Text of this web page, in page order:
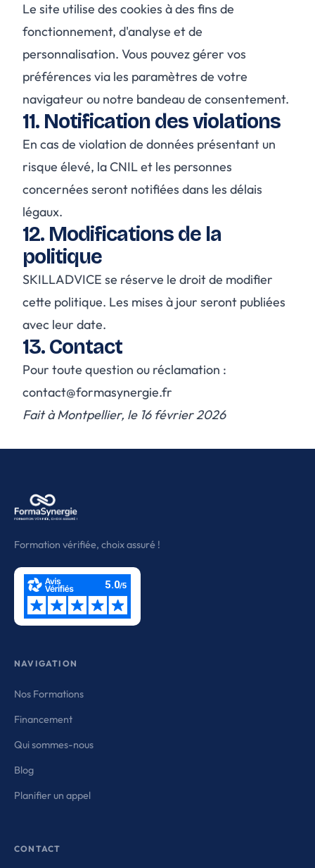
Le site utilise des cookies à des fins de
fonctionnement, d'analyse et de
personnalisation. Vous pouvez gérer vos
préférences via les paramètres de votre
navigateur ou notre bandeau de consentement.
11. Notification des violations
En cas de violation de données présentant un
risque élevé, la CNIL et les personnes
concernées seront notifiées dans les délais
légaux.
12. Modifications de la
politique
SKILLADVICE se réserve le droit de modifier
cette politique. Les mises à jour seront publiées
avec leur date.
13. Contact
Pour toute question ou réclamation :
contact@formasynergie.fr
Fait à Montpellier, le 16 février 2026
Formation vérifiée, choix assuré !
NAVIGATION
Nos Formations
Financement
Qui sommes-nous
Blog
Planifier un appel
CONTACT